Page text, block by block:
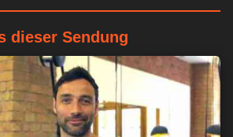
dieser Sendung